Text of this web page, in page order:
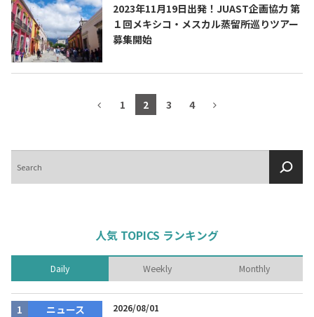
2023年11月19日出発！JUAST企画協力 第
１回メキシコ・メスカル蒸留所巡りツアー
募集開始
1 2 3 4
索
人気 TOPICS ランキング
Daily Weekly Monthly
ニュース 2026/08/01